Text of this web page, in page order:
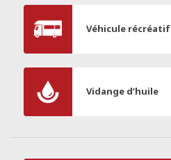
Véhicule récréatif
Vidange d’huile